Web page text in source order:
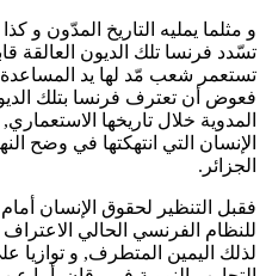
و مثلما يمليه التاريخ المدّون
تسّدد فرنسا تلك الديون العالقة
تستعمر شعب مّد لها يد المساعدة,
فعوض أن تعترف فرنسا بتلك
المدوية خلال تاريخها
الإنسان التي انتهكتها في وضح
الجزائر.
فقبل التنظير لحقوق الإنسان أمام
للنظام الفرنسي الحالي
لذلك اليمين المتطرف, و توازيا